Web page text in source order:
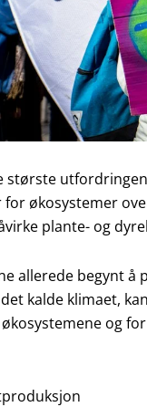
største
for økosystemer
plante- og
allerede begynt
kalde klimaet,
og